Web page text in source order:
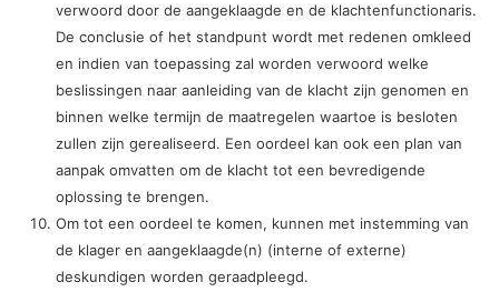
verwoord door de aangeklaagde en de klachtenfunctionaris.
De conclusie of het standpunt wordt met redenen omkleed
en indien van toepassing zal worden verwoord welke
beslissingen naar aanleiding van de klacht zijn genomen en
binnen welke termijn de maatregelen waartoe is besloten
zullen zijn gerealiseerd. Een oordeel kan ook een plan van
aanpak omvatten om de klacht tot een bevredigende
oplossing te brengen.
Om tot een oordeel te komen, kunnen met instemming van
de klager en aangeklaagde(n) (interne of externe)
deskundigen worden geraadpleegd.